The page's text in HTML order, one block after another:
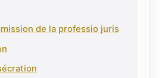
de la professio juris